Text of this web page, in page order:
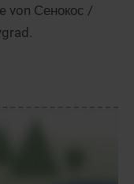
von Сенокос /